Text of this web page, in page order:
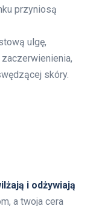
przyniosą
ulgę,
skóry.
i odżywiają
a twoja cera